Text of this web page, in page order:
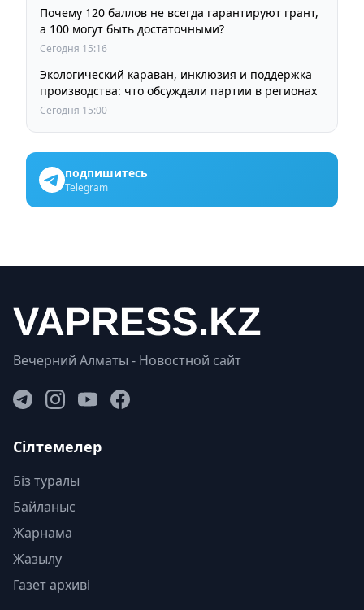
Почему 120 баллов не всегда гарантируют грант,
а 100 могут быть достаточными?
Сегодня 15:16
Экологический караван, инклюзия и поддержка
производства: что обсуждали партии в регионах
Сегодня 15:00
подпишитесь
Telegram
Вечерний Алматы - Новостной сайт
Сілтемелер
Біз туралы
Байланыс
Жарнама
Жазылу
Газет архиві